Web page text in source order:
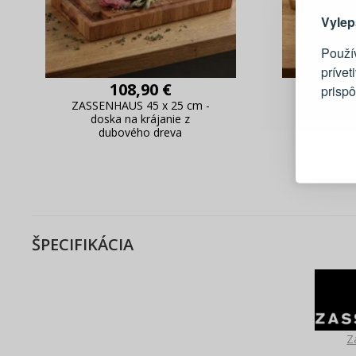
108,90 €
ZASSENHAUS 45 x 25 cm -
doska na krájanie z
dubového dreva
ŠPECIFIKÁCIA
Živý